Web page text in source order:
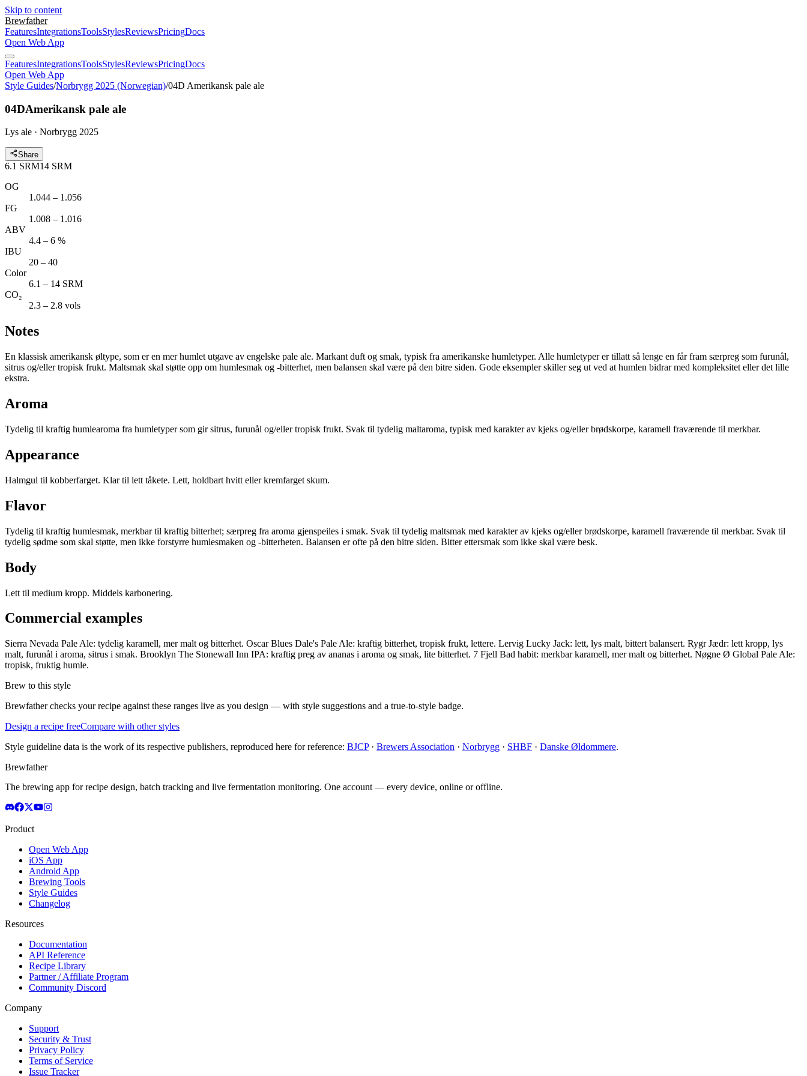
Skip to content
Brewfather
FeaturesIntegrationsToolsStylesReviewsPricingDocs
Open Web App
FeaturesIntegrationsToolsStylesReviewsPricingDocs
Open Web App
Style Guides/Norbrygg 2025 (Norwegian)/04D Amerikansk pale ale
04DAmerikansk pale ale
Lys ale · Norbrygg 2025
Share
6.1 SRM14 SRM
OG
1.044 – 1.056
FG
1.008 – 1.016
ABV
4.4 – 6 %
IBU
20 – 40
Color
6.1 – 14 SRM
CO₂
2.3 – 2.8 vols
Notes
En klassisk amerikansk øltype, som er en mer humlet utgave av engelske pale ale. Markant duft og smak, typisk fra amerikanske humletyper. Alle humletyper er tillatt så lenge en får fram særpreg som furunål,
sitrus og/eller tropisk frukt. Maltsmak skal støtte opp om humlesmak og -bitterhet, men balansen skal være på den bitre siden. Gode eksempler skiller seg ut ved at humlen bidrar med kompleksitet eller det lille
ekstra.
Aroma
Tydelig til kraftig humlearoma fra humletyper som gir sitrus, furunål og/eller tropisk frukt. Svak til tydelig maltaroma, typisk med karakter av kjeks og/eller brødskorpe, karamell fraværende til merkbar.
Appearance
Halmgul til kobberfarget. Klar til lett tåkete. Lett, holdbart hvitt eller kremfarget skum.
Flavor
Tydelig til kraftig humlesmak, merkbar til kraftig bitterhet; særpreg fra aroma gjenspeiles i smak. Svak til tydelig maltsmak med karakter av kjeks og/eller brødskorpe, karamell fraværende til merkbar. Svak til
tydelig sødme som skal støtte, men ikke forstyrre humlesmaken og -bitterheten. Balansen er ofte på den bitre siden. Bitter ettersmak som ikke skal være besk.
Body
Lett til medium kropp. Middels karbonering.
Commercial examples
Sierra Nevada Pale Ale: tydelig karamell, mer malt og bitterhet. Oscar Blues Dale's Pale Ale: kraftig bitterhet, tropisk frukt, lettere. Lervig Lucky Jack: lett, lys malt, bittert balansert. Rygr Jædr: lett kropp, lys
malt, furunål i aroma, sitrus i smak. Brooklyn The Stonewall Inn IPA: kraftig preg av ananas i aroma og smak, lite bitterhet. 7 Fjell Bad habit: merkbar karamell, mer malt og bitterhet. Nøgne Ø Global Pale Ale:
tropisk, fruktig humle.
Brew to this style
Brewfather checks your recipe against these ranges live as you design — with style suggestions and a true-to-style badge.
Design a recipe freeCompare with other styles
Style guideline data is the work of its respective publishers, reproduced here for reference: BJCP· Brewers Association · Norbrygg · SHBF · Danske Øldommere.
Brewfather
The brewing app for recipe design, batch tracking and live fermentation monitoring. One account — every device, online or offline.
Product
Open Web App
iOS App
Android App
Brewing Tools
Style Guides
Changelog
Resources
Documentation
API Reference
Recipe Library
Partner / Affiliate Program
Community Discord
Company
Support
Security & Trust
Privacy Policy
Terms of Service
Issue Tracker